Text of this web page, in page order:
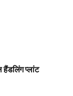
हैंडलिंग प्लांट